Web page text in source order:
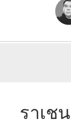
ราเช